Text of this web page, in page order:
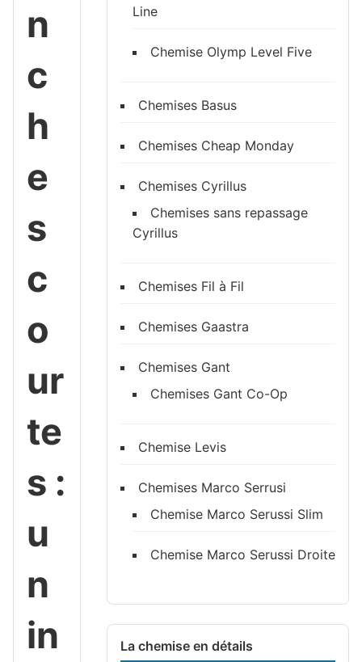
n
c
h
e
s
c
o
ur
te
s :
u
n
in
Line
Chemise Olymp Level Five
Chemises Basus
Chemises Cheap Monday
Chemises Cyrillus
Chemises sans repassage
Cyrillus
Chemises Fil à Fil
Chemises Gaastra
Chemises Gant
Chemises Gant Co-Op
Chemise Levis
Chemises Marco Serrusi
Chemise Marco Serussi Slim
Chemise Marco Serussi Droite
La chemise en détails